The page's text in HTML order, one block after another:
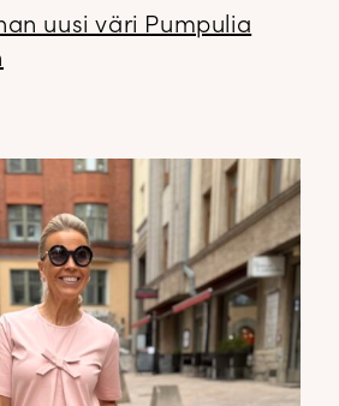
uusi väri Pumpulia